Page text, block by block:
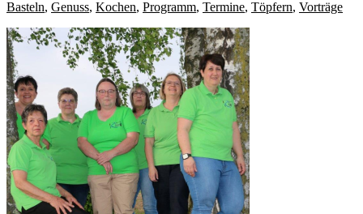
Basteln, Genuss, Kochen, Programm, Termine, Töpfern, Vorträge
Primary
Sidebar